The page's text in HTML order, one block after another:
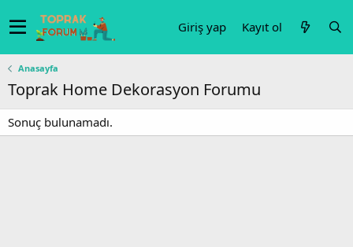
Giriş yap Kayıt ol
Anasayfa
Toprak Home Dekorasyon Forumu
Sonuç bulunamadı.